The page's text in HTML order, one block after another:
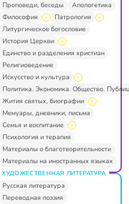
Проповеди, беседы
Апологетика
Философия
Патрология
Литургическое богословие
История Церкви
Единство и разделения христиан
Религиоведение
Искусство и культура
Политика. Экономика. Общество.
Жития святых, биографии
Мемуары, дневники, письма
Семья и воспитание
Психология и терапия
Материалы о благотворительности
Материалы на иностранных языках
ХУДОЖЕСТВЕННАЯ ЛИТЕРАТУРА
Русская литература
Переводная поэзия